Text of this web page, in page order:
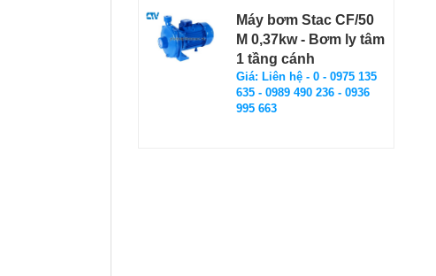
Máy bơm Stac CF/50
M 0,37kw - Bơm ly tâm
1 tầng cánh
Giá: Liên hệ - 0 - 0975 135
635 - 0989 490 236 - 0936
995 663